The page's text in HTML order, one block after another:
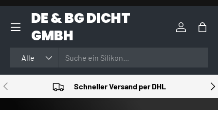
DIREKT ZUM INHALT
DE & BG DICHT
GMBH
Alle
Einloggen
VORHERIGE Schneller Versand per DHL